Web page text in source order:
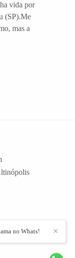
vida por
(SP).Me
mas a
✕
no Whats!